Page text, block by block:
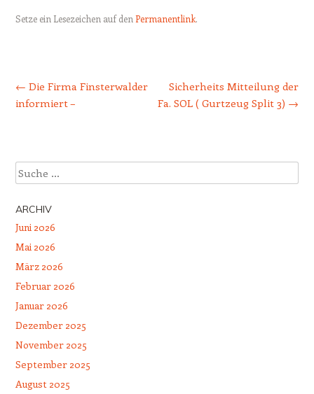
Setze ein Lesezeichen auf den Permanentlink.
← Die Firma Finsterwalder
informiert –
Sicherheits Mitteilung der
Fa. SOL ( Gurtzeug Split 3) →
Suche
ARCHIV
Juni 2026
Mai 2026
März 2026
Februar 2026
Januar 2026
Dezember 2025
November 2025
September 2025
August 2025